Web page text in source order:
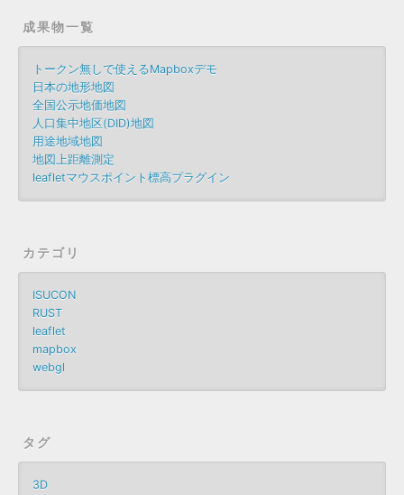
成果物一覧
トークン無しで使えるMapboxデモ
日本の地形地図
全国公示地価地図
人口集中地区(DID)地図
用途地域地図
地図上距離測定
leafletマウスポイント標高プラグイン
カテゴリ
ISUCON
RUST
leaflet
mapbox
webgl
タグ
3D